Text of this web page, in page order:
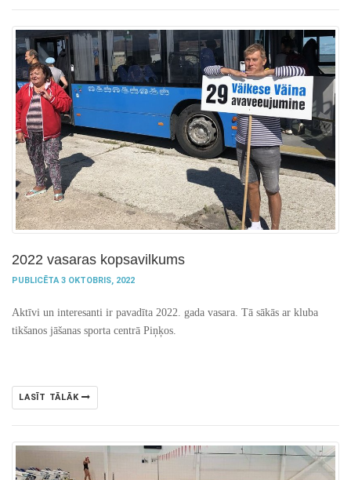
2022 vasaras kopsavilkums
PUBLICĒTA 3 OKTOBRIS, 2022
Aktīvi un interesanti ir pavadīta 2022. gada vasara. Tā sākās ar kluba
tikšanos jāšanas sporta centrā Piņķos.
LASĪT TĀLĀK